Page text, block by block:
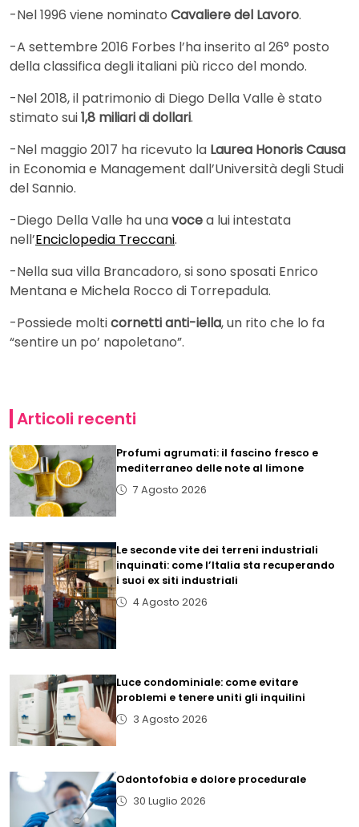
-Nel 1996 viene nominato Cavaliere del Lavoro.
-A settembre 2016 Forbes l’ha inserito al 26° posto
della classifica degli italiani più ricco del mondo.
-Nel 2018, il patrimonio di Diego Della Valle è stato
stimato sui1,8 miliari di dollari.
-Nel maggio 2017 ha ricevuto la Laurea Honoris Causa
in Economia e Management dall’Università degli Studi
del Sannio.
-Diego Della Valle ha unavocea lui intestata
nell’Enciclopedia Treccani.
-Nella sua villa Brancadoro, si sono sposati Enrico
Mentana e Michela Rocco di Torrepadula.
-Possiede molticornetti anti-iella, un rito che lo fa
“sentire un po’ napoletano”.
Articoli recenti
Profumi agrumati: il fascino fresco e
mediterraneo delle note al limone
7 Agosto 2026
Le seconde vite dei terreni industriali
inquinati: come l’Italia sta recuperando
i suoi ex siti industriali
4 Agosto 2026
Luce condominiale: come evitare
problemi e tenere uniti gli inquilini
3 Agosto 2026
Odontofobia e dolore procedurale
30 Luglio 2026